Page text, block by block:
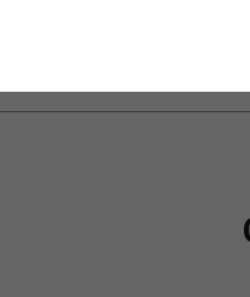
ショップお問い